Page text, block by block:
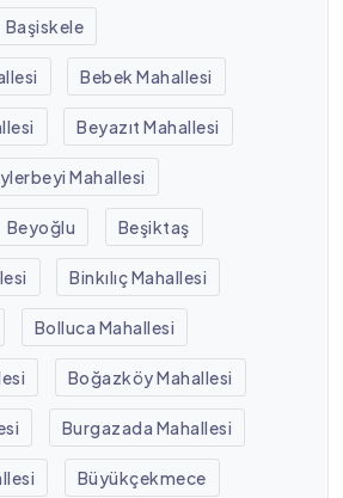
Başiskele
Bebek Mahallesi
Beyazıt Mahallesi
Mahallesi
Beyoğlu Beşiktaş
Binkılıç Mahallesi
Bolluca Mahallesi
Boğazköy Mahallesi
Burgazada Mahallesi
Büyükçekmece